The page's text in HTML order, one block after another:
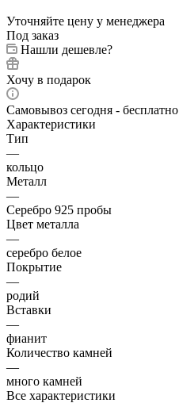
Уточняйте цену у менеджера
Под заказ
Нашли дешевле?
Хочу в подарок
Самовывоз сегодня - бесплатно
Характеристики
Тип
—
кольцо
Металл
—
Серебро 925 пробы
Цвет металла
—
серебро белое
Покрытие
—
родий
Вставки
—
фианит
Количество камней
—
много камней
Все характеристики